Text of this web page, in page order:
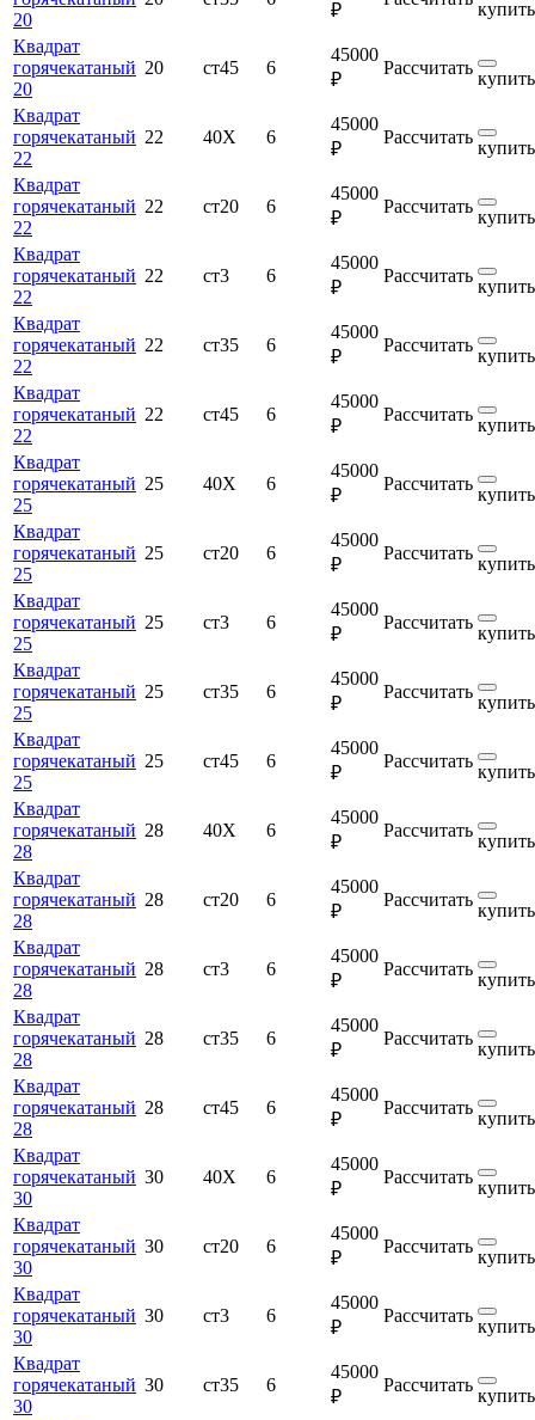
20
₽
купить
Квадрат
горячекатаный
20
20 ст45 6
45000
₽
Рассчитать
купить
Квадрат
горячекатаный
22
22 40Х 6
45000
₽
Рассчитать
купить
Квадрат
горячекатаный
22
22 ст20 6
45000
₽
Рассчитать
купить
Квадрат
горячекатаный
22
22 ст3 6
45000
₽
Рассчитать
купить
Квадрат
горячекатаный
22
22 ст35 6
45000
₽
Рассчитать
купить
Квадрат
горячекатаный
22
22 ст45 6
45000
₽
Рассчитать
купить
Квадрат
горячекатаный
25
25 40Х 6
45000
₽
Рассчитать
купить
Квадрат
горячекатаный
25
25 ст20 6
45000
₽
Рассчитать
купить
Квадрат
горячекатаный
25
25 ст3 6
45000
₽
Рассчитать
купить
Квадрат
горячекатаный
25
25 ст35 6
45000
₽
Рассчитать
купить
Квадрат
горячекатаный
25
25 ст45 6
45000
₽
Рассчитать
купить
Квадрат
горячекатаный
28
28 40Х 6
45000
₽
Рассчитать
купить
Квадрат
горячекатаный
28
28 ст20 6
45000
₽
Рассчитать
купить
Квадрат
горячекатаный
28
28 ст3 6
45000
₽
Рассчитать
купить
Квадрат
горячекатаный
28
28 ст35 6
45000
₽
Рассчитать
купить
Квадрат
горячекатаный
28
28 ст45 6
45000
₽
Рассчитать
купить
Квадрат
горячекатаный
30
30 40Х 6
45000
₽
Рассчитать
купить
Квадрат
горячекатаный
30
30 ст20 6
45000
₽
Рассчитать
купить
Квадрат
горячекатаный
30
30 ст3 6
45000
₽
Рассчитать
купить
Квадрат
горячекатаный
30
30 ст35 6
45000
₽
Рассчитать
купить